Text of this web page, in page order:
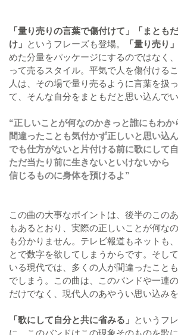
「量り売りの言葉で傷付けて」
「まとも
け」 というフレーズも登場。 「量り売り」
めた分量をパッケージにするのではなく
って売るスタイル。平気で人を傷付ける
人は、その場で量り売るように言葉を扱
て、そんな自分をまともだと思い込んでい
“正しいことが何なのかきっと誰にもわか
間違ったことも気付かず正しいと思い込
でも仕方がないと片付ける前に歌にして
ただ当たり前に生きないといけないから
信じるものに身体を預けるよ”
この曲の大事なポイントは、後半のこの
もあるとおり、実際の正しいことが何な
も分かりません。テレビ報道もネットも
とで数字を欲してしまうからです。そし
いる現代では、多くの人が間違ったこと
でしまう。この曲は、このバンドや一連
だけでなく、現代人のあやうい思い込みを
「歌にして自分と共に省みる」 というフ
に、このバンドはこの現象そのものを歌に